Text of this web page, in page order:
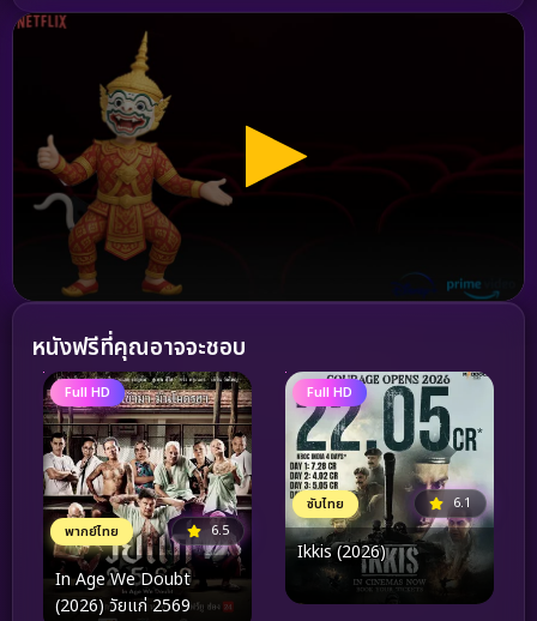
หนังฟรีที่คุณอาจจะชอบ
Full HD
พากย์ไทย 6.5
In Age We Doubt
(2026) วัยแก่ 2569
Full HD
ซับไทย 6.1
Ikkis (2026)